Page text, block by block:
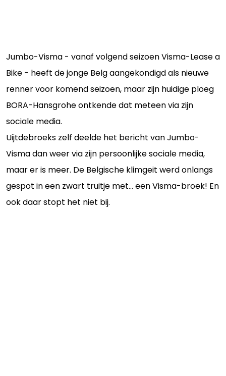
Jumbo-Visma - vanaf volgend seizoen Visma-Lease a
Bike - heeft de jonge Belg aangekondigd als nieuwe
renner voor komend seizoen, maar zijn huidige ploeg
BORA-Hansgrohe ontkende dat meteen via zijn
sociale media.
Uijtdebroeks zelf deelde het bericht van Jumbo-
Visma dan weer via zijn persoonlijke sociale media,
maar er is meer. De Belgische klimgeit werd onlangs
gespot in een zwart truitje met… een Visma-broek! En
ook daar stopt het niet bij.